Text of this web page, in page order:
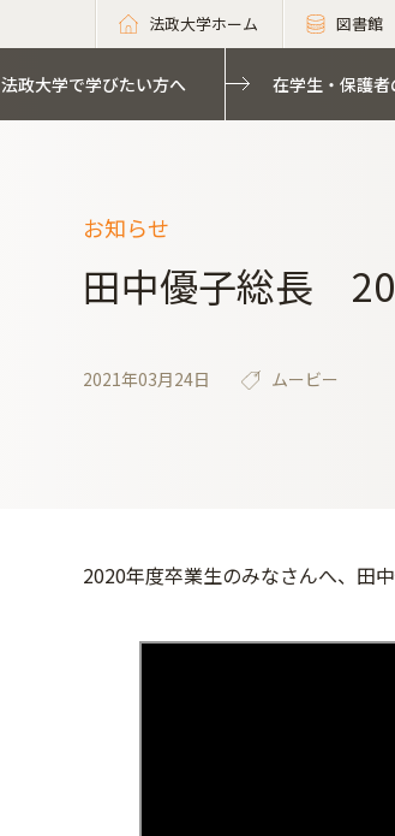
法政大学ホーム 図書館
法政大学で学びたい方へ 在学生・保護
お知らせ
田中優子総長
2021年03月24日 ムービー
2020年度卒業生のみなさんへ、田